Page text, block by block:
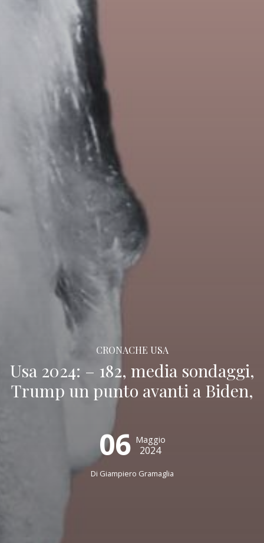
CRONACHE USA
Usa 2024: – 182, media sondaggi,
Trump un punto avanti a Biden,
06 Maggio
2024
Di Giampiero Gramaglia